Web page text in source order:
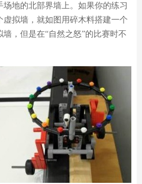
地的北部界墙上。如果你的练习
拟墙，就如图用碎木料搭建一个
，但是在“自然之怒”的比赛时不